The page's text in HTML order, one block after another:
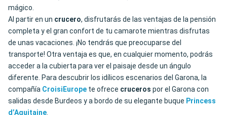
mágico.
Al partir en un crucero, disfrutarás de las ventajas de la pensión
completa y el gran confort de tu camarote mientras disfrutas
de unas vacaciones. ¡No tendrás que preocuparse del
transporte! Otra ventaja es que, en cualquier momento, podrás
acceder a la cubierta para ver el paisaje desde un ángulo
diferente. Para descubrir los idílicos escenarios del Garona, la
compañía CroisiEurope te ofrece cruceros por el Garona con
salidas desde Burdeos y a bordo de su elegante buque Princess
d’Aquitaine.